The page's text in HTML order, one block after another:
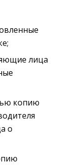
лица
копию
о